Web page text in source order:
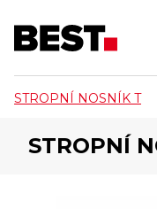
STROPNÍ NOSNÍK T
STROPNÍ